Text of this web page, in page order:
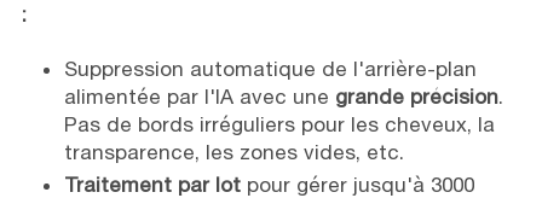
:
Suppression automatique de l'arrière-plan
alimentée par l'IA avec une grande précision.
Pas de bords irréguliers pour les cheveux, la
transparence, les zones vides, etc.
Traitement par lotpour gérer jusqu'à 3000